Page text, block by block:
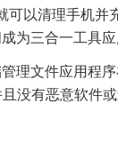
以清理手机并
为三合一工具
理文件应用程
没有恶意软件